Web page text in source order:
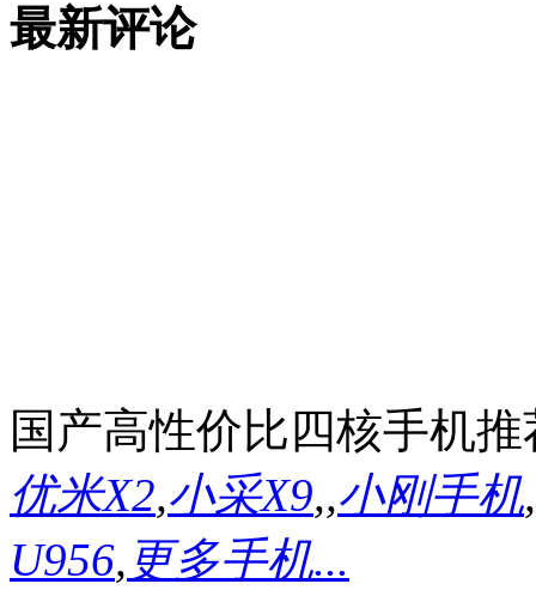
最新评论
国产高性价比四核手机推
优米X2,小采X9,,小刚手机,
U956, 更多手机...